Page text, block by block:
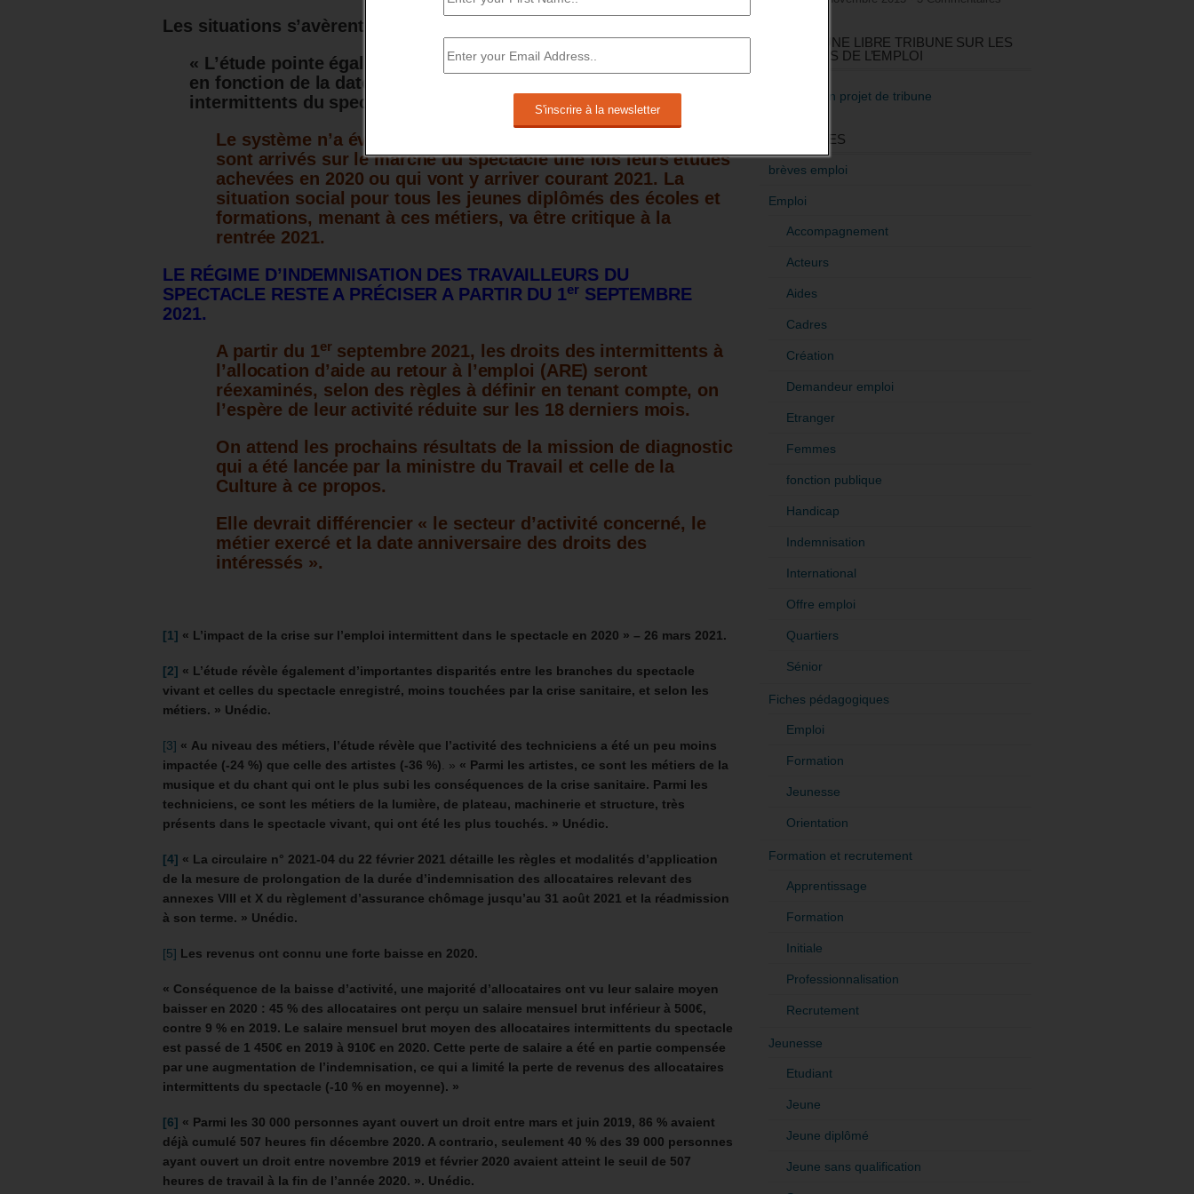
Les situations s’avèrent donc très variables selon les cas
« L’étude pointe également une importante disparité de situation
en fonction de la date de fin de droits des allocataires
intermittents du spectacle. » Unédic.
Le système n’a évidemment pas bénéficié aux jeunes qui
sont arrivés sur le marché du spectacle une fois leurs études
achevées en 2020 ou qui vont y arriver courant 2021. La
situation social pour tous les jeunes diplômés des écoles et
formations, menant à ces métiers, va être critique à la
rentrée 2021.
LE RÉGIME D’INDEMNISATION DES TRAVAILLEURS DU
SPECTACLE RESTE A PRÉCISER A PARTIR DU 1erSEPTEMBRE
2021.
A partir du 1erseptembre 2021, les droits des intermittents à
l’allocation d’aide au retour à l’emploi (ARE) seront
réexaminés, selon des règles à définir en tenant compte, on
l’espère de leur activité réduite sur les 18 derniers mois.
On attend les prochains résultats de la mission de diagnostic
qui a été lancée par la ministre du Travail et celle de la
Culture à ce propos.
Elle devrait différencier « le secteur d’activité concerné, le
métier exercé et la date anniversaire des droits des
intéressés ».
[1] « L’impact de la crise sur l’emploi intermittent dans le spectacle en 2020 » – 26 mars 2021.
[2] « L’étude révèle également d’importantes disparités entre les branches du spectacle
vivant et celles du spectacle enregistré, moins touchées par la crise sanitaire, et selon les
métiers. » Unédic.
[3] « Au niveau des métiers, l’étude révèle que l’activité des techniciens a été un peu moins
impactée (-24 %) que celle des artistes (-36 %) . » « Parmi les artistes, ce sont les métiers de la
musique et du chant qui ont le plus subi les conséquences de la crise sanitaire. Parmi les
techniciens, ce sont les métiers de la lumière, de plateau, machinerie et structure, très
présents dans le spectacle vivant, qui ont été les plus touchés. » Unédic.
[4] « La circulaire n° 2021-04 du 22 février 2021 détaille les règles et modalités d’application
de la mesure de prolongation de la durée d’indemnisation des allocataires relevant des
annexes VIII et X du règlement d’assurance chômage jusqu’au 31 août 2021 et la réadmission
à son terme. » Unédic.
[5] Les revenus ont connu une forte baisse en 2020.
« Conséquence de la baisse d’activité, une majorité d’allocataires ont vu leur salaire moyen
baisser en 2020 : 45 % des allocataires ont perçu un salaire mensuel brut inférieur à 500€,
contre 9 % en 2019. Le salaire mensuel brut moyen des allocataires intermittents du spectacle
est passé de 1 450€ en 2019 à 910€ en 2020. Cette perte de salaire a été en partie compensée
par une augmentation de l’indemnisation, ce qui a limité la perte de revenus des allocataires
intermittents du spectacle (-10 % en moyenne). »
[6] « Parmi les 30 000 personnes ayant ouvert un droit entre mars et juin 2019, 86 % avaient
déjà cumulé 507 heures fin décembre 2020. A contrario, seulement 40 % des 39 000 personnes
ayant ouvert un droit entre novembre 2019 et février 2020 avaient atteint le seuil de 507
heures de travail à la fin de l’année 2020. ». Unédic.
RÉDIGEZ UNE LIBRE TRIBUNE SUR LES
POLITIQUES DE L’EMPLOI
>Décrire mon projet de tribune
CATÉGORIES
brèves emploi
Emploi
Accompagnement
Acteurs
Aides
Cadres
Création
Demandeur emploi
Etranger
Femmes
fonction publique
Handicap
Indemnisation
International
Offre emploi
Quartiers
Sénior
Fiches pédagogiques
Emploi
Formation
Jeunesse
Orientation
Formation et recrutement
Apprentissage
Formation
Initiale
Professionnalisation
Recrutement
Jeunesse
Etudiant
Jeune
Jeune diplômé
Jeune sans qualification